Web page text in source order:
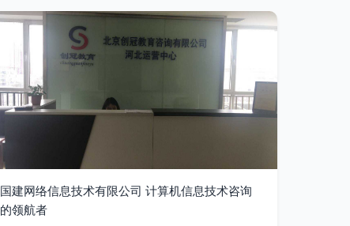
国建网络信息技术有限公司 计算机信息技术咨询
的领航者